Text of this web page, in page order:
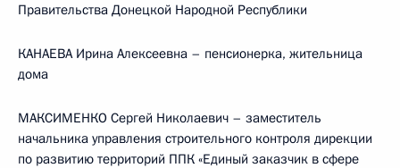
Правительства Донецкой Народной Республики
КАНАЕВА Ирина Алексеевна – пенсионерка, жительница
дома
МАКСИМЕНКО Сергей Николаевич – заместитель
начальника управления строительного контроля дирекции
по развитию территорий ППК «Единый заказчик в сфере